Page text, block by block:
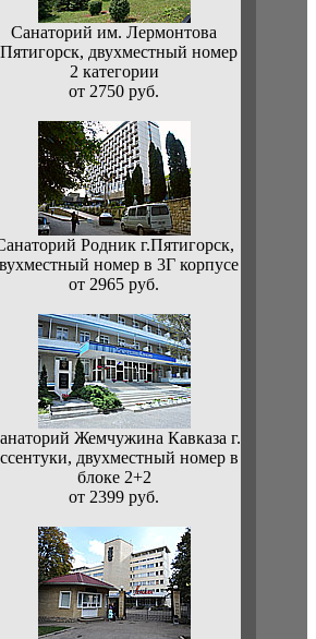
Санаторий им. Лермонтова
двухместный номер
2 категории
от 2750 руб.
Родник г.Пятигорск,
номер в 3Г корпусе
от 2965 руб.
Жемчужина Кавказа г.
двухместный номер в
блоке 2+2
от 2399 руб.